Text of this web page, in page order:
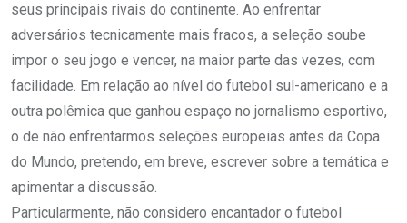
seus principais rivais do continente. Ao enfrentar
adversários tecnicamente mais fracos, a seleção soube
impor o seu jogo e vencer, na maior parte das vezes, com
facilidade. Em relação ao nível do futebol sul-americano e a
outra polêmica que ganhou espaço no jornalismo esportivo,
o de não enfrentarmos seleções europeias antes da Copa
do Mundo, pretendo, em breve, escrever sobre a temática e
apimentar a discussão.
Particularmente, não considero encantador o futebol